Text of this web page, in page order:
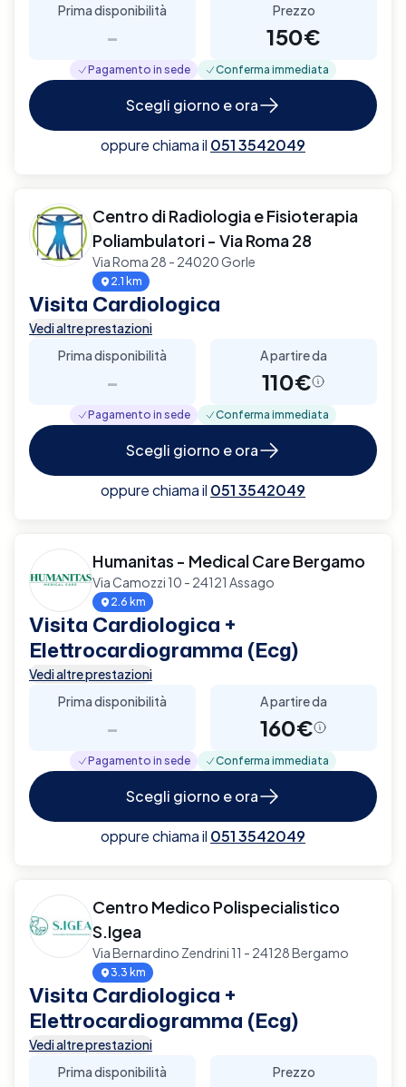
Prima disponibilità
-
Prezzo
150€
Pagamento in sede Conferma immediata
Scegli giorno e ora
oppure chiama il 051 3542049
Centro di Radiologia e Fisioterapia
Poliambulatori - Via Roma 28
Via Roma 28 - 24020 Gorle
2.1 km
Visita Cardiologica
Vedi altre prestazioni
Prima disponibilità
-
A partire da
110€
Pagamento in sede Conferma immediata
Scegli giorno e ora
oppure chiama il 051 3542049
Humanitas - Medical Care Bergamo
Via Camozzi 10 - 24121 Assago
2.6 km
Visita Cardiologica +
Elettrocardiogramma (Ecg)
Vedi altre prestazioni
Prima disponibilità
-
A partire da
160€
Pagamento in sede Conferma immediata
Scegli giorno e ora
oppure chiama il 051 3542049
Centro Medico Polispecialistico
S.Igea
Via Bernardino Zendrini 11 - 24128 Bergamo
3.3 km
Visita Cardiologica +
Elettrocardiogramma (Ecg)
Vedi altre prestazioni
Prima disponibilità
Prezzo